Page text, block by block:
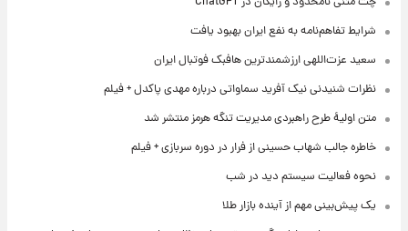
شرایط تفاهم‌نامه به نفع ایران بهبود یافت
سعید عزت‌اللهی ارزشمندترین هافبک فوتبال ایران
نظرات شنیدنی نیک آفرید سماواتی درباره مهدی پاکدل + فیلم
متن اولیۀ طرح راهبردی مدیریت تنگه هرمز منتشر شد
خاطره جالب شهاب حسینی از فرار در دوره سربازی + فیلم
نحوه فعالیت سیستم دید در شب
یک پیش‌بینی مهم از آینده بازار طلا